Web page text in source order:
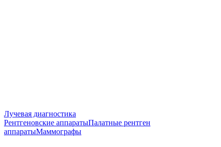
Лучевая диагностика
Рентгеновские аппаратыПалатные рентген
аппаратыМаммографы